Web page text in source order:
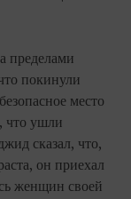
пределами
покинули
место
что ушли
сказал, что,
он приехал
женщин своей